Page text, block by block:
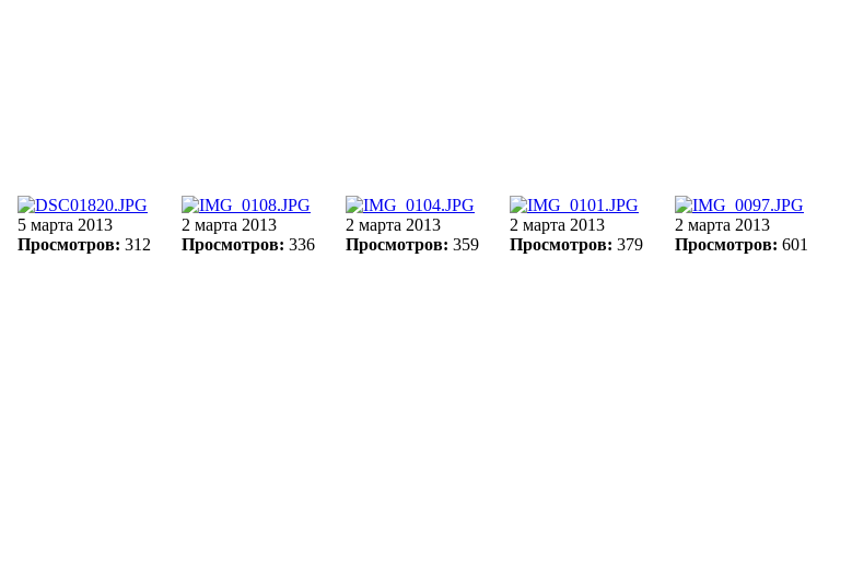
5 марта 2013
Просмотров: 312
2 марта 2013
Просмотров: 336
2 марта 2013
Просмотров: 359
2 марта 2013
Просмотров: 379
2 марта 2013
Просмотров: 601